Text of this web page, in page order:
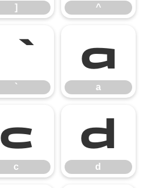
] ^
`
a
a
c
c
d
d